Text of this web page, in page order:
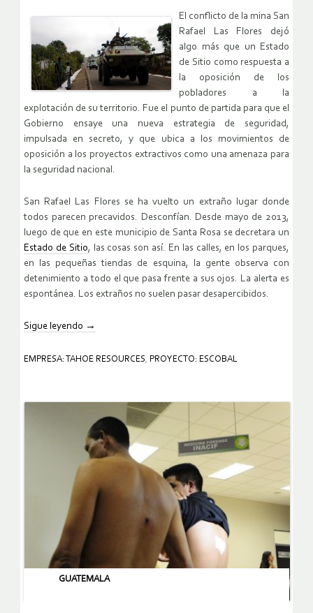
El conflicto de la mina San
Rafael Las Flores dejó
algo más que un Estado
de Sitio como respuesta a
la oposición de los
pobladores a la
explotación de su territorio. Fue el punto de partida para que el
Gobierno ensaye una nueva estrategia de seguridad,
impulsada en secreto, y que ubica a los movimientos de
oposición a los proyectos extractivos como una amenaza para
la seguridad nacional.
San Rafael Las Flores se ha vuelto un extraño lugar donde
todos parecen precavidos. Desconfían. Desde mayo de 2013,
luego de que en este municipio de Santa Rosa se decretara un
Estado de Sitio, las cosas son así. En las calles, en los parques,
en las pequeñas tiendas de esquina, la gente observa con
detenimiento a todo el que pasa frente a sus ojos. La alerta es
espontánea. Los extraños no suelen pasar desapercibidos.
Sigue leyendo →
EMPRESA: TAHOE RESOURCES, PROYECTO: ESCOBAL
GUATEMALA